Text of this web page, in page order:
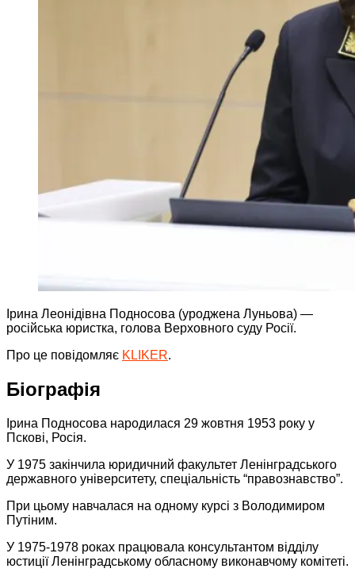
Ірина Леонідівна Подносова (уроджена Луньова) —
російська юристка, голова Верховного суду Росії.
Про це повідомляє KLIKER.
Біографія
Ірина Подносова народилася 29 жовтня 1953 року у
Пскові, Росія.
У 1975 закінчила юридичний факультет Ленінградського
державного університету, спеціальність “правознавство”.
При цьому навчалася на одному курсі з Володимиром
Путіним.
У 1975-1978 роках працювала консультантом відділу
юстиції Ленінградському обласному виконавчому комітеті.